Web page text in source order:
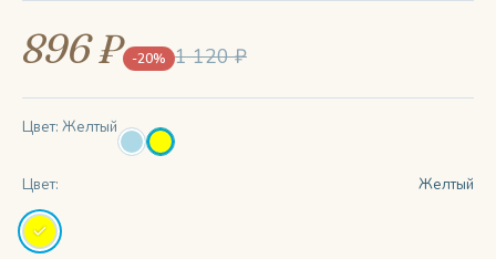
896 ₽ -20% 1 120 ₽
Цвет: Желтый
Цвет: Желтый